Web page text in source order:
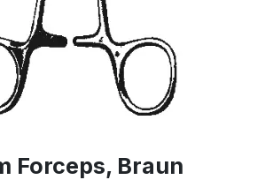
Forceps, Braun